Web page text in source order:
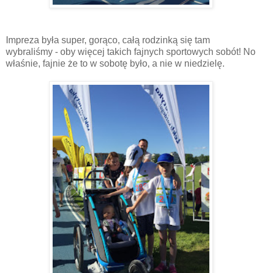
Impreza była super, gorąco, całą rodzinką się tam
wybraliśmy - oby więcej takich fajnych sportowych sobót! No
właśnie, fajnie że to w sobotę było, a nie w niedzielę.